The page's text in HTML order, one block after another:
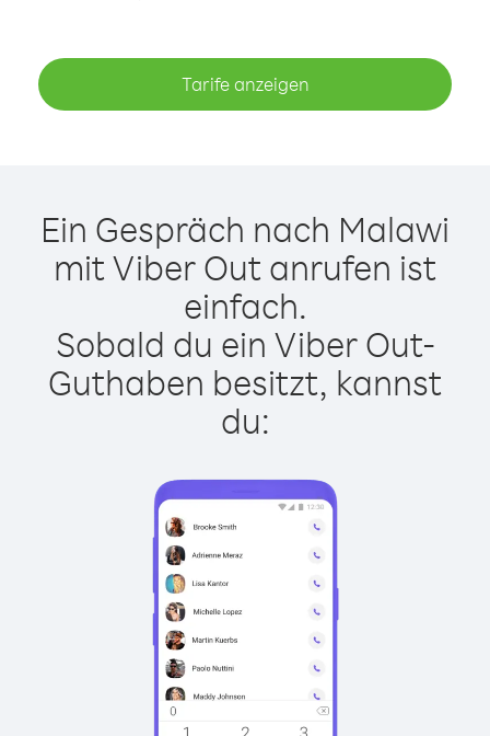
Tarife anzeigen
Ein Gespräch nach Malawi
mit Viber Out anrufen ist
einfach.
Sobald du ein Viber Out-
Guthaben besitzt, kannst
du: